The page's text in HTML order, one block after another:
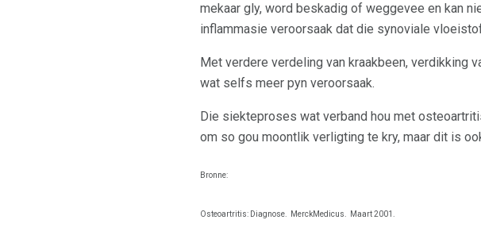
mekaar gly, word beskadig of weggevee en kan
inflammasie veroorsaak dat die synoviale
Met verdere verdeling van kraakbeen, verdikking
wat selfs meer pyn veroorsaak.
Die siekteproses wat verband hou met
om so gou moontlik verligting te kry, maar dit is
Bronne:
Osteoartritis: Diagnose. MerckMedicus. Maart 2001.